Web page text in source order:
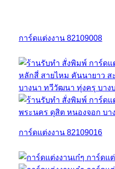
การ์ดแต่งงาน 82109008
การ์ดแต่งงาน 82109016